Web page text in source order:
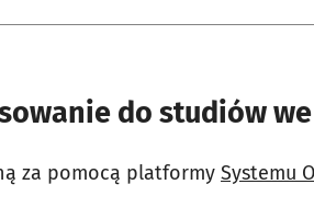
do studiów
za pomocą platformy Systemu